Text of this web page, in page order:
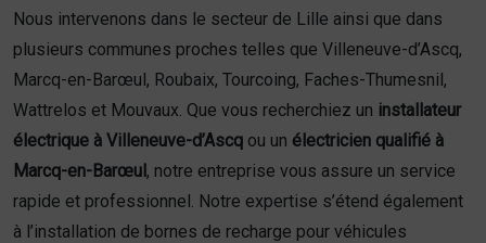
Nous intervenons dans le secteur de Lille ainsi que dans
plusieurs communes proches telles que Villeneuve-d’Ascq,
Marcq-en-Barœul, Roubaix, Tourcoing, Faches-Thumesnil,
Wattrelos et Mouvaux. Que vous recherchiez un installateur
électrique à Villeneuve-d’Ascq ou un électricien qualifié à
Marcq-en-Barœul , notre entreprise vous assure un service
rapide et professionnel. Notre expertise s’étend également
à l’installation de bornes de recharge pour véhicules